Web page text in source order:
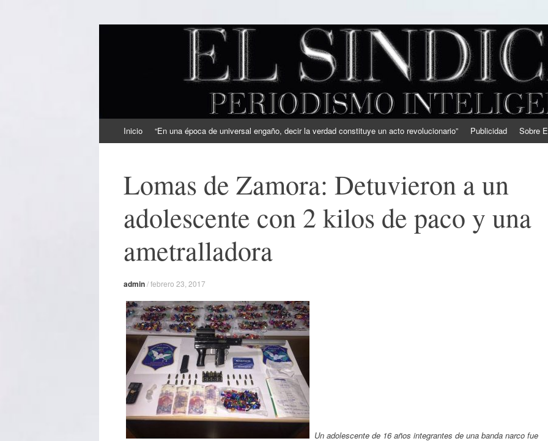
EL SINDICAL
Periodismo Inteligente
al
Inicio “En una época de universal engaño, decir la verdad constituye un acto revolucionario” Publicidad Sobre
Lomas de Zamora: Detuvieron a un
adolescente con 2 kilos de paco y una
ametralladora
admin/febrero 23, 2017
Un adolescente de 16 años integrantes de una banda narco fue